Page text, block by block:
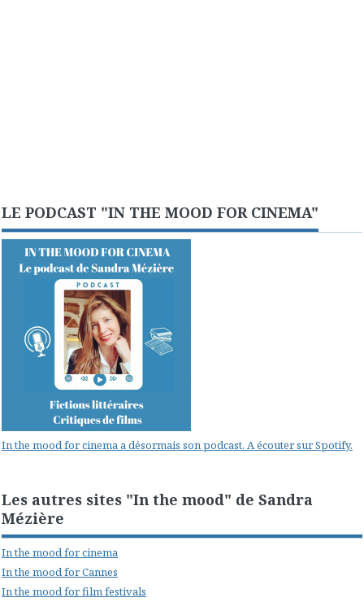
LE PODCAST "IN THE MOOD FOR CINEMA"
In the mood for cinema a désormais son podcast. A écouter sur Spotify.
Les autres sites "In the mood" de Sandra
Mézière
In the mood for cinema
In the mood for Cannes
In the mood for film festivals